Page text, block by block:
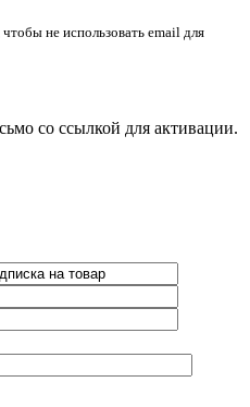
не использовать email для
со ссылкой для активации.